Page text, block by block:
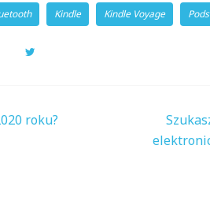
Kindle Kindle Voyage
roku?